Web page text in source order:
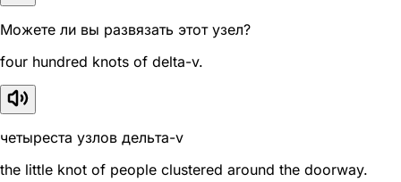
Можете ли вы развязать этот узел?
four hundred knots of delta-v.
четыреста узлов дельта-v
the little knot of people clustered around the doorway.